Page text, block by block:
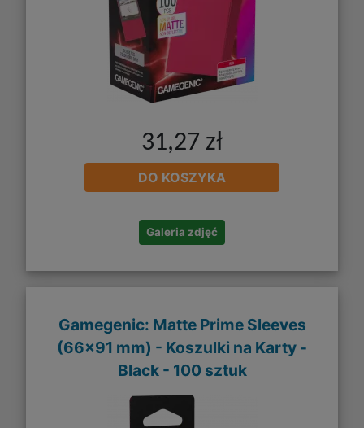
31,27 zł
DO KOSZYKA
Galeria zdjęć
Gamegenic: Matte Prime Sleeves
(66x91 mm) - Koszulki na Karty -
Black - 100 sztuk